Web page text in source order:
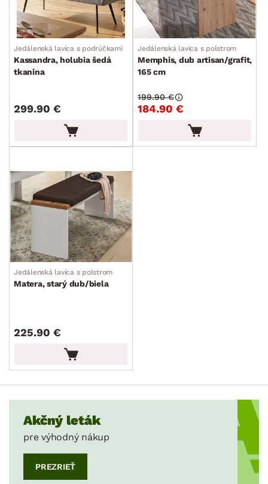
Jedálenská lavica s podrúčkami
Kassandra, holubia šedá
tkanina
299.90 €
Jedálenská lavica s polstrom
Memphis, dub artisan/grafit,
165 cm
184.90 €
199.90 €
Jedálenská lavica s polstrom
Matera, starý dub/biela
225.90 €
Akčný leták
pre výhodný nákup
PREZRIEŤ